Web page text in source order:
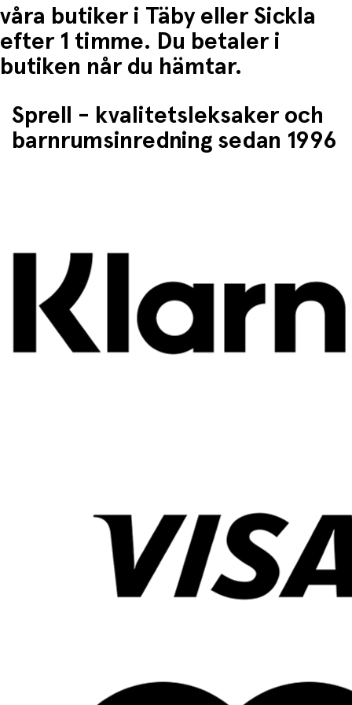
våra butiker i Täby eller Sickla
efter 1 timme. Du betaler i
butiken når du hämtar.
Sprell - kvalitetsleksaker och
barnrumsinredning sedan 1996